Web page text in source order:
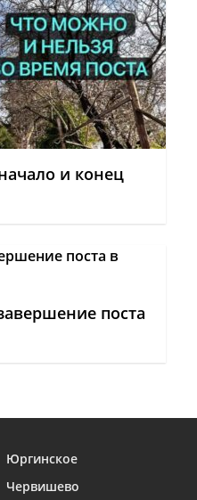
и конец
поста
Юргинское
Червишево